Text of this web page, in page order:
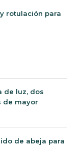
rotulación para
de luz, dos
de mayor
de abeja para